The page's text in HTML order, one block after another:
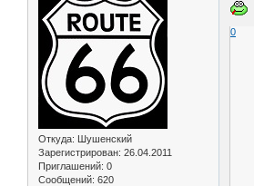
Откуда: Шушенский
Зарегистрирован: 26.04.2011
Приглашений: 0
Сообщений: 620
0